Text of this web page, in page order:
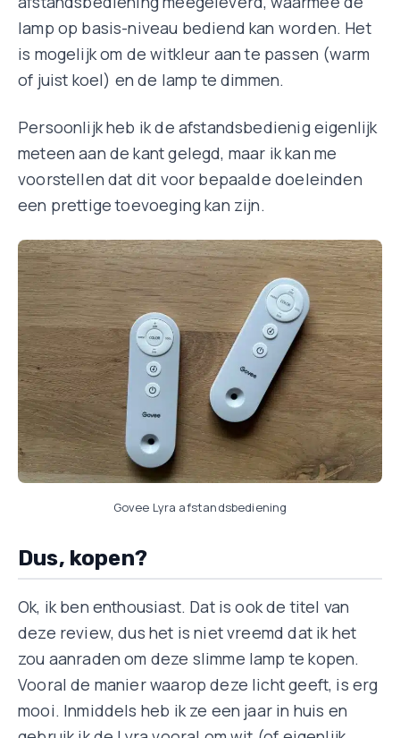
lamp op basis-niveau bediend kan worden. Het
is mogelijk om de witkleur aan te passen (warm
of juist koel) en de lamp te dimmen.
Persoonlijk heb ik de afstandsbedienig eigenlijk
meteen aan de kant gelegd, maar ik kan me
voorstellen dat dit voor bepaalde doeleinden
een prettige toevoeging kan zijn.
Govee Lyra afstandsbediening
Dus, kopen?
Ok, ik ben enthousiast. Dat is ook de titel van
deze review, dus het is niet vreemd dat ik het
zou aanraden om deze slimme lamp te kopen.
Vooral de manier waarop deze licht geeft, is erg
mooi. Inmiddels heb ik ze een jaar in huis en